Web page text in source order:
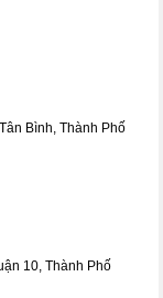
Bình, Thành Phố
10, Thành Phố